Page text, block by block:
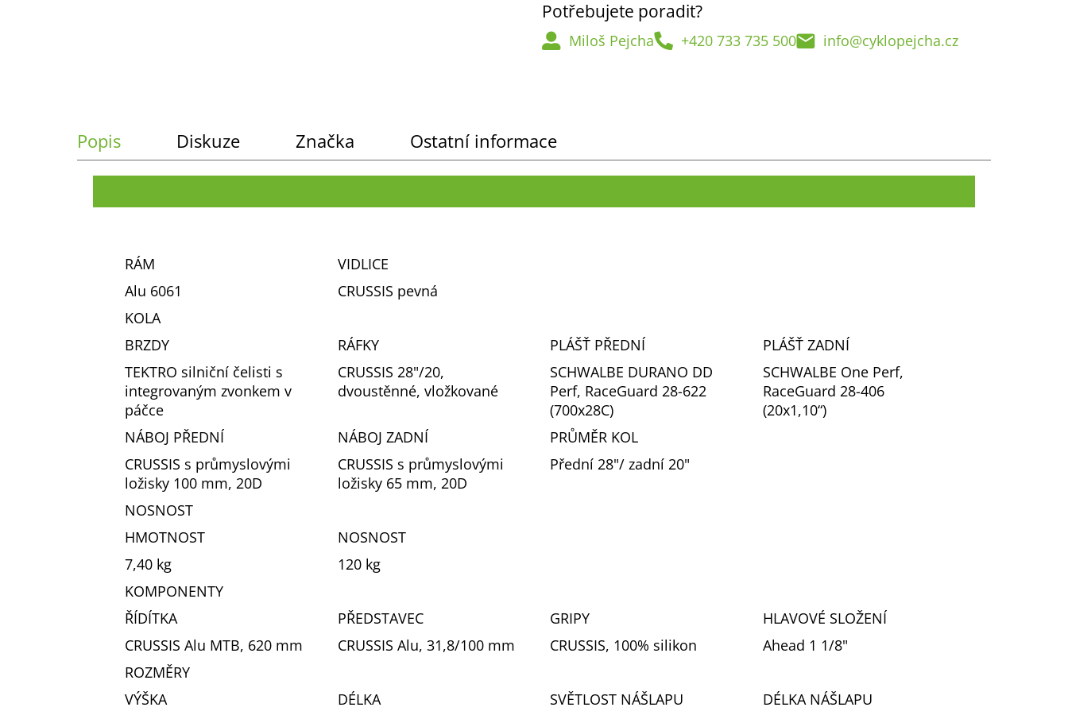
Potřebujete poradit?
Miloš Pejcha +420 733 735 500 info@cyklopejcha.cz
Popis Diskuze Značka Ostatní informace
RÁM
Alu 6061
VIDLICE
CRUSSIS pevná
KOLA
BRZDY
TEKTRO silniční čelisti s
integrovaným zvonkem v
páčce
RÁFKY
CRUSSIS 28"/20,
dvoustěnné, vložkované
PLÁŠŤ PŘEDNÍ
SCHWALBE DURANO DD
Perf, RaceGuard 28-622
(700x28C)
PLÁŠŤ ZADNÍ
SCHWALBE One Perf,
RaceGuard 28-406
(20x1,10“)
NÁBOJ PŘEDNÍ
CRUSSIS s průmyslovými
ložisky 100 mm, 20D
NÁBOJ ZADNÍ
CRUSSIS s průmyslovými
ložisky 65 mm, 20D
PRŮMĚR KOL
Přední 28"/ zadní 20"
NOSNOST
HMOTNOST
7,40 kg
NOSNOST
120 kg
KOMPONENTY
ŘÍDÍTKA
CRUSSIS Alu MTB, 620 mm
PŘEDSTAVEC
CRUSSIS Alu, 31,8/100 mm
GRIPY
CRUSSIS, 100% silikon
HLAVOVÉ SLOŽENÍ
Ahead 1 1/8"
ROZMĚRY
VÝŠKA
DÉLKA
SVĚTLOST NÁŠLAPU
DÉLKA NÁŠLAPU